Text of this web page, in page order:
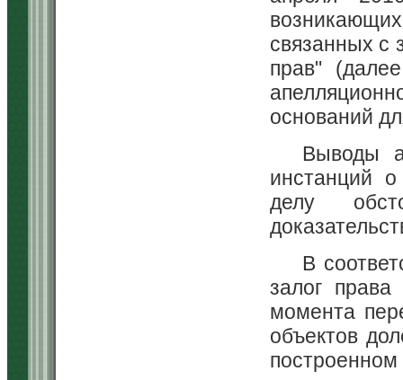
связанных с
прав"
оснований
Выводы
инстанций
делу
В
залог
момента
объектов